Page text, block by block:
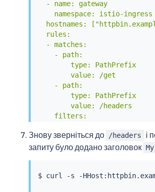
  - name: gateway
    namespace: istio-ingress
hostnames:
  rules:
  - matches:
    - path:
        type: PathPrefix
        value: /get
    - path:
        type: PathPrefix
        value: /headers
    filters:
      requestHeaderModifier:
        add:
    backendRefs:
Знову зверніться до /headers
і
запиту було додано заголовок
$ curl -s -